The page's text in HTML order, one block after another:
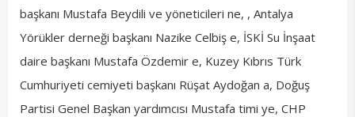
başkanı Mustafa Beydili ve yöneticileri ne, , Antalya
Yörükler derneği başkanı Nazike Celbiş e, İSKİ Su İnşaat
daire başkanı Mustafa Özdemir e, Kuzey Kıbrıs Türk
Cumhuriyeti cemiyeti başkanı Rüşat Aydoğan a, Doğuş
Partisi Genel Başkan yardımcısı Mustafa timi ye, CHP